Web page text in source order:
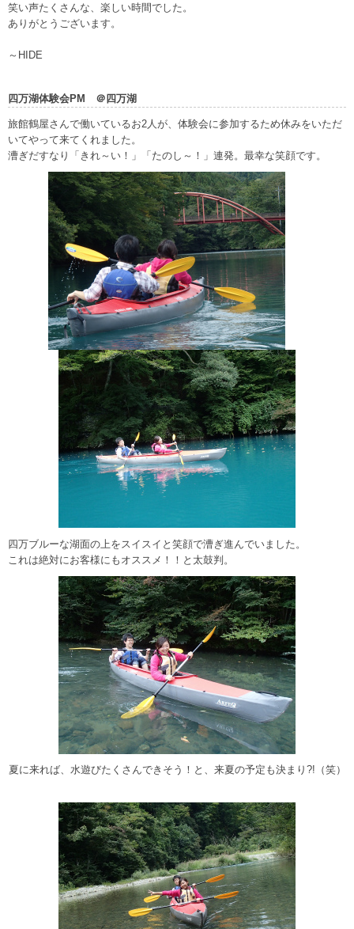
笑い声たくさんな、楽しい時間でした。
ありがとうございます。
～HIDE
四万湖体験会PM ＠四万湖
旅館鶴屋さんで働いているお2人が、体験会に参加するため休みをいただ
いてやって来てくれました。
漕ぎだすなり「きれ～い！」「たのし～！」連発。最幸な笑顔です。
四万ブルーな湖面の上をスイスイと笑顔で漕ぎ進んでいました。
これは絶対にお客様にもオススメ！！と太鼓判。
夏に来れば、水遊びたくさんできそう！と、来夏の予定も決まり?!（笑）